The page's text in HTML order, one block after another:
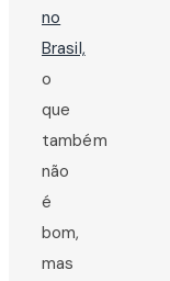
no
Brasil,
o
que
também
não
é
bom,
mas